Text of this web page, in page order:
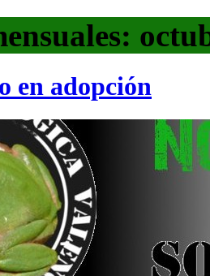
en adopción